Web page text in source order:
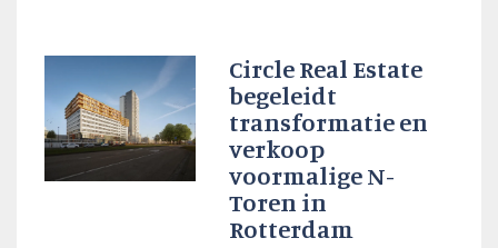
Circle Real Estate
begeleidt
transformatie en
verkoop
voormalige N-
Toren in
Rotterdam